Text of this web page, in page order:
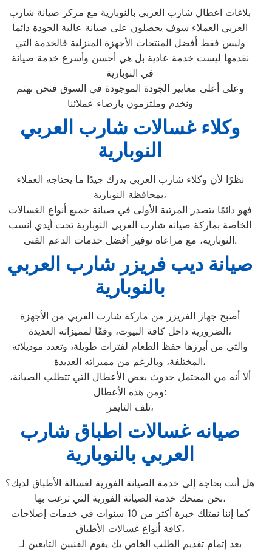
بلاغات اعطال شارب العربي بالنوبارية مع مركز صيانة شارب
العربي العملاء سوف يحصلون على صيانة عالية الجودة دائما
وليس فقط أفضل المنتجات الأجهزة المنزلية فالخدمة التي
نقدمها ليست خدمة عادية بل هي أحسن وأسرع خدمة صيانة
في النوبارية
وعلى أعلى معايير الجودة الموجودة في السوق فنحن نهتم
ونخدم وملتزمون بارضاء عملائنا
وكلاء غسالات شارب العربي
النوبارية
نظرًا لأن وكلاء شارب العربي يدرك جيدًا ما يحتاجه العملاء
بمحافظة النوبارية،
فهو دائمًا يتصدر المرتبة الأولى في صيانة جميع أنواع الغسالات
الخاصة بماركة صيانه شارب العربي النوبارية تحت أيدي أنسب
النوبارية، مع مراعاة توفير أفضل خدمات الدعم الفنى.
صيانة ديب فريزر شارب العربي
بالنوبارية
أصبح جهاز الفريزر من ماركة شارب العربي من الأجهزة
الضرورية داخل كافة البيوت، وفقًا لمميزاته العديدة،
والتي من أبرزها حفظ الطعام لفترات طويلة، وتعدد موديلاته
المختلفة، وبالرغم من مميزاته العديدة،
ألا أنه من المحتمل حدوث بعض الأعطال التي تتطلب الصيانة،
ومن هذه الأعطال:
تلف التايمر،
صيانه غسالات اطباق شارب
العربي بالنوبارية
هل أنت بحاجة إلى خدمة الصيانة الفورية لغسالة الأطباق لديك؟
نحن نمنحك خدمة الصيانة الفورية التي ترغب بها،
كما إننا نمتلك خبرة أكثر من 10 سنوات في خدمات إصلاحات
كافة أنواع غسالات الأطباق،
بعد إتمام تقديم الطلب الخاص بك يقوم الفنيين التابعين لـ